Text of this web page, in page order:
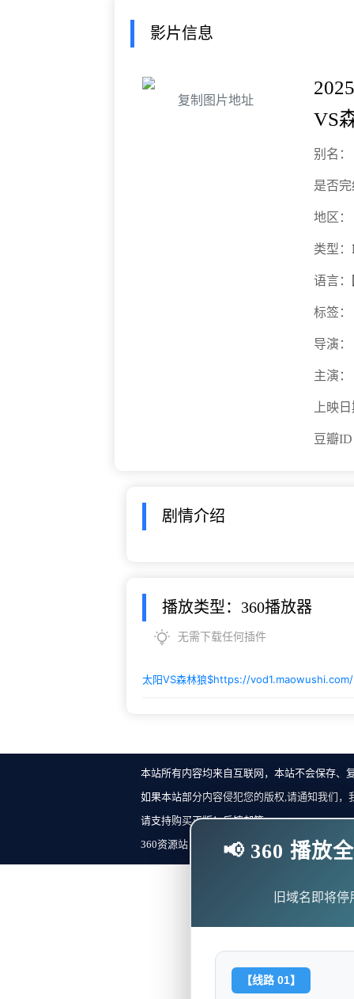
影片信息
复制图片地址
VS
别名：
是否
地区：
类型：
语言：
标签：
导演：
主演：
上映
豆瓣
剧情介绍
播放类型：360播放器
无需下载任何插件
太阳VS森林狼$https://
本站所有内容均来自互联网，本站不会保存、
如果本站部分内容侵犯您的版权,请通知我们
请支持购买正版！反馈邮箱：
360资源站 Copyright ©2018-2023 All Rights
📢 360 播放
旧域名即将
【线路 01】